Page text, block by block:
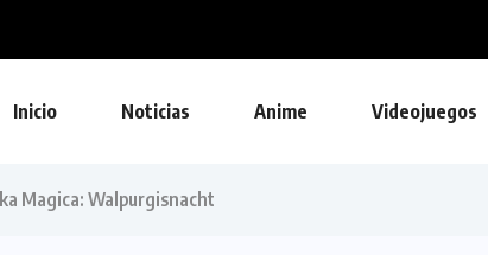
Inicio Noticias Anime Videojuegos
Magica: Walpurgisnacht